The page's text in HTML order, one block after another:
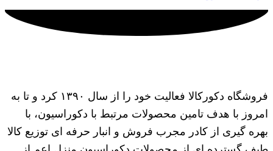
فروشگاه دکورکالا فعالیت خود را از سال ۱۳۹۰ کرد و تا به
امروز با هدف تامین محصولات مرتبط با دکوراسیون، با
بهره گیری از کادر مجرب فروش و انبار حرفه ای توزیع کالا